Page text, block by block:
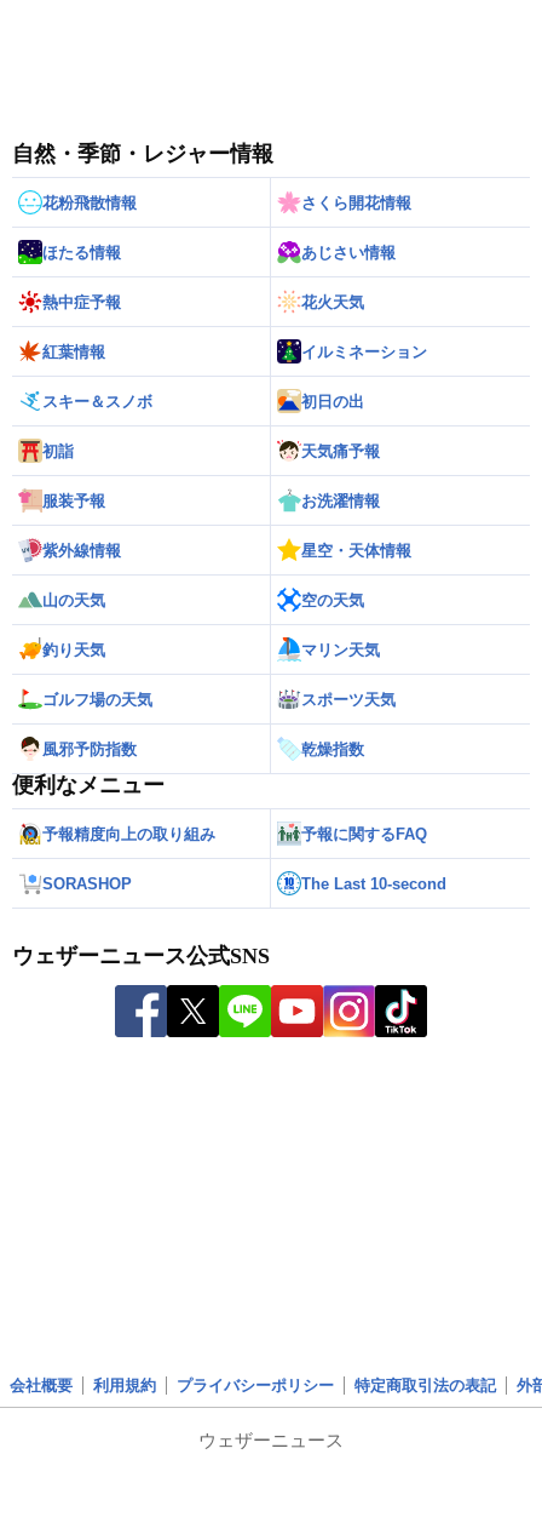
自然・季節・レジャー情報
花粉飛散情報 さくら開花情報
ほたる情報 あじさい情報
熱中症予報 花火天気
紅葉情報 イルミネーション
スキー＆スノボ 初日の出
初詣 天気痛予報
服装予報 お洗濯情報
紫外線情報 星空・天体情報
山の天気 空の天気
釣り天気 マリン天気
ゴルフ場の天気 スポーツ天気
風邪予防指数 乾燥指数
便利なメニュー
予報精度向上の取り組み 予報に関するFAQ
SORASHOP The Last 10-second
ウェザーニュース公式SNS
会社概要 利用規約 プライバシーポリシー 特定商取引法の表記 外
ウェザーニュース